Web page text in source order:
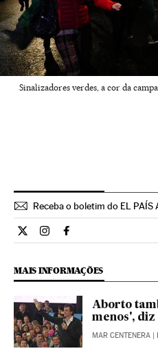
Sinalizadores verdes, a cor da
Receba o boletim do EL PAÍS
Internacional El País Brasil
Internacional El País
Internacional El
MAIS INFORMAÇÕES
Aborto
menos',
MAR CENTENERA |